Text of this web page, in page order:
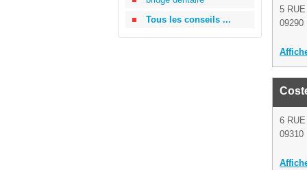
Tous les conseils ...
5
09290
6
09310